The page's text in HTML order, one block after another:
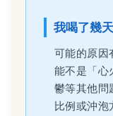
我喝了幾
可能的原因
能不是「心
鬱等其他問
比例或沖泡